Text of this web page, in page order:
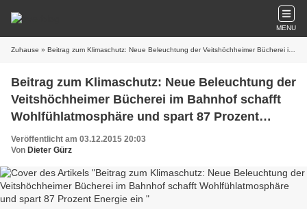
MENU
Zuhause » Beitrag zum Klimaschutz: Neue Beleuchtung der Veitshöchheimer Bücherei im Bahnhof schafft Wohlfühlatmosphäre und spart 87 Prozent Energie ein
Beitrag zum Klimaschutz: Neue Beleuchtung der
Veitshöchheimer Bücherei im Bahnhof schafft
Wohlfühlatmosphäre und spart 87 Prozent
Energie ein
Veröffentlicht am 03.12.2015 20:03
Von Dieter Gürz